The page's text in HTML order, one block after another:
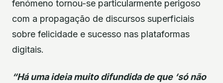
fenómeno tornou-se particularmente perigoso
com a propagação de discursos superficiais
sobre felicidade e sucesso nas plataformas
digitais.
“Há uma ideia muito difundida de que ‘só não